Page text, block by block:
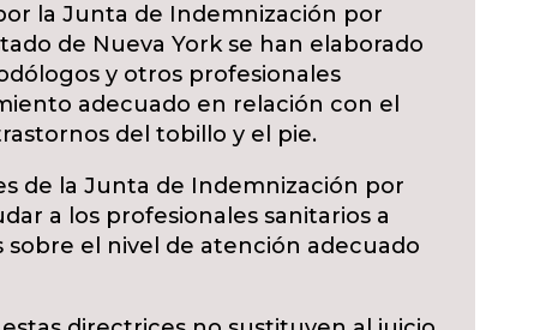
la Junta de Indemnización por
de Nueva York se han elaborado
y otros profesionales
adecuado en relación con el
del tobillo y el pie.
de la Junta de Indemnización por
a los profesionales sanitarios a
el nivel de atención adecuado